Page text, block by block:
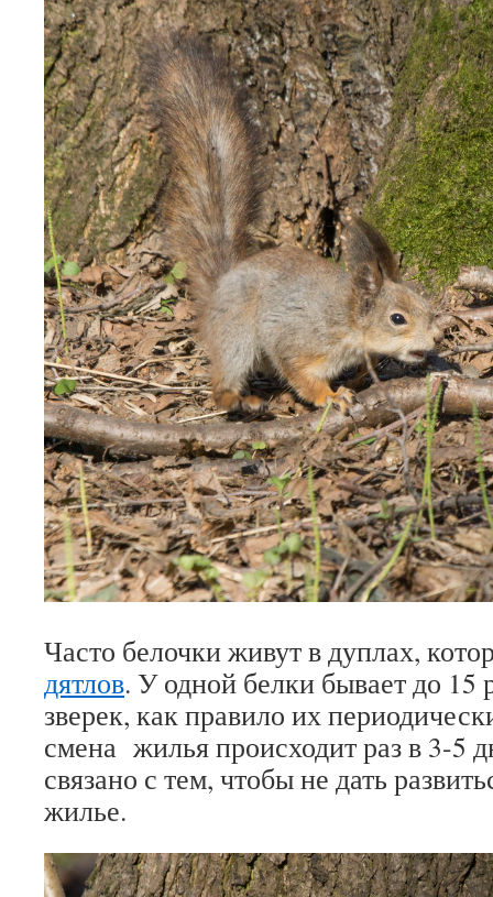
Часто белочки живут в дуплах,
дятлов. У одной белки бывает до 15
зверек, как правило их
смена жилья происходит раз в 3-5
связано с тем, чтобы не дать
жилье.